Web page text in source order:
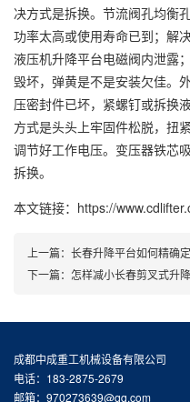
决方式是拆换。节流阀孔均衡
功率太高或使用寿命已到；解
液压机升降平台电磁阀内泄露
毁坏，弹黄是不是安装欠佳。
压密封件已坏，紧螺钉或拆换
方式是头头上牢固件松脱，扭
调节好工作电压。变压器铁芯
拆换。
本文链接：https://
上一篇： 长春升降平台如何精确
下一篇： 怎样减小长春剪叉式升
成都中成重工机械设备有限公司
电话：183-2875-2679
邮箱：970273639@qq.com